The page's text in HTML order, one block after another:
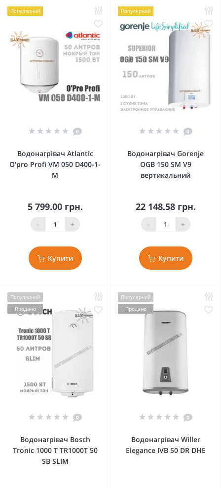
Популярний
0
Водонагрівач Atlantic
O'pro Profi VM 050 D400-1-
M
5 799.00 грн.
- +
Купити
Популярний
0
Водонагрівач Gorenje
OGB 150 SM V9
вертикальний
22 148.58 грн.
- +
Купити
Популярний
Продано
0
Водонагрівач Bosch
Tronic 1000 T TR1000T 50
SB SLIM
Популярний
Продано
0
Водонагрівач Willer
Elegance IVB 50 DR DHE